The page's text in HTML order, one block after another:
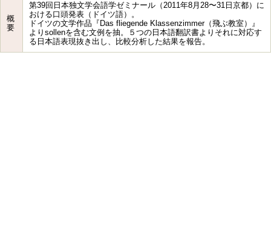
概
要
第39回日本独文学会語学ゼミナール（2011年8月28〜31日京都）に
おける口頭発表（ドイツ語）。
ドイツの文学作品『Das fliegende Klassenzimmer（飛ぶ教室）』
よりsollenを含む文例を抽。５つの日本語翻訳書よりそれに対応す
る日本語表現抜き出し、比較分析した結果を報告。